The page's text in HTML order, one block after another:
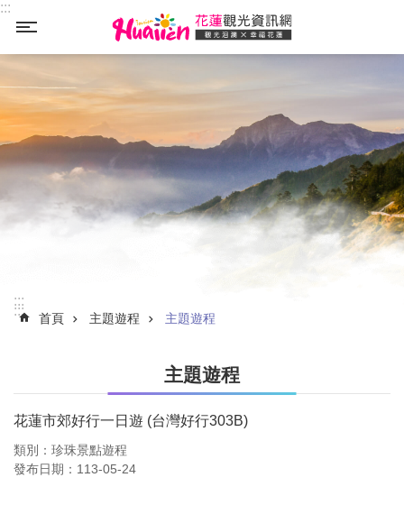
跳到主要內容區塊
:::
:::
::: 首頁 主題遊程 主題遊程
主題遊程
花蓮市郊好行一日遊 (台灣好行303B)
類別：珍珠景點遊程
發布日期：113-05-24